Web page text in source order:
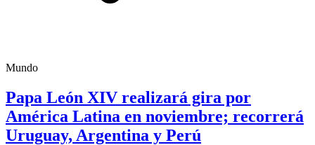
Mundo
Papa León XIV realizará gira por
América Latina en noviembre; recorrerá
Uruguay, Argentina y Perú